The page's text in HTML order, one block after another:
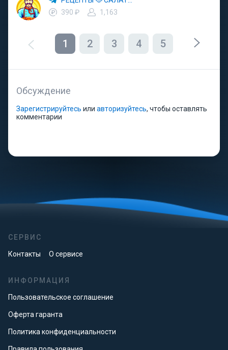
390 ₽
1,163
1 2 3 4 5
Обсуждение
Зарегистрируйтесь или авторизуйтесь, чтобы оставлять
комментарии
СЕРВИС
Контакты О сервисе
ИНФОРМАЦИЯ
Пользовательское соглашение
Оферта гаранта
Политика конфиденциальности